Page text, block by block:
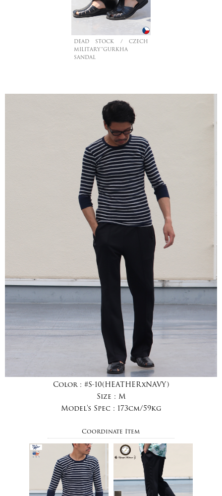
DEAD STOCK / CZECH
MILITARY”GURKHA
SANDAL
Color : #S-10(HEATHERxNAVY)
Size : M
Model's Spec : 173cm/59kg
Coordinate Item